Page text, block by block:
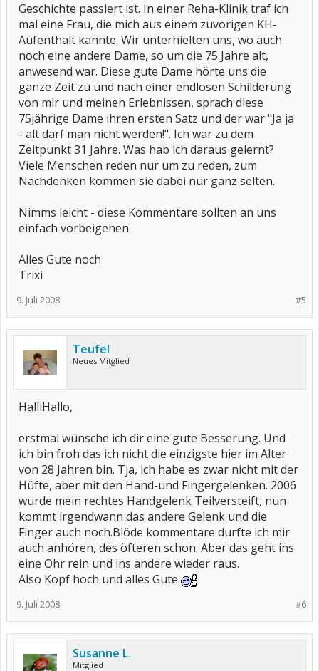
Geschichte passiert ist. In einer Reha-Klinik traf ich
mal eine Frau, die mich aus einem zuvorigen KH-
Aufenthalt kannte. Wir unterhielten uns, wo auch
noch eine andere Dame, so um die 75 Jahre alt,
anwesend war. Diese gute Dame hörte uns die
ganze Zeit zu und nach einer endlosen Schilderung
von mir und meinen Erlebnissen, sprach diese
75jährige Dame ihren ersten Satz und der war "Ja ja
- alt darf man nicht werden!". Ich war zu dem
Zeitpunkt 31 Jahre. Was hab ich daraus gelernt?
Viele Menschen reden nur um zu reden, zum
Nachdenken kommen sie dabei nur ganz selten.
Nimms leicht - diese Kommentare sollten an uns
einfach vorbeigehen.
Alles Gute noch
Trixi
#5
9. Juli 2008
Teufel
Neues Mitglied
HalliHallo,
erstmal wünsche ich dir eine gute Besserung. Und
ich bin froh das ich nicht die einzigste hier im Alter
von 28 Jahren bin. Tja, ich habe es zwar nicht mit der
Hüfte, aber mit den Hand-und Fingergelenken. 2006
wurde mein rechtes Handgelenk Teilversteift, nun
kommt irgendwann das andere Gelenk und die
Finger auch noch.Blöde kommentare durfte ich mir
auch anhören, des öfteren schon. Aber das geht ins
eine Ohr rein und ins andere wieder raus.
Also Kopf hoch und alles Gute.
#6
9. Juli 2008
Susanne L.
Mitglied